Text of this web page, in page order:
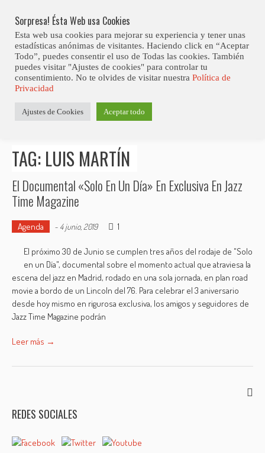
content
Club Contest.
Posts tagged "Luis Martín"
TAG: LUIS MARTÍN
El Documental «Solo En Un Día» En Exclusiva En Jazz
Time Magazine
Agenda - 4 junio, 2019 1
El próximo 30 de Junio se cumplen tres años del rodaje de "Solo
en un Día", documental sobre el momento actual que atraviesa la
escena del jazz en Madrid, rodado en una sola jornada, en plan road
movie a bordo de un Lincoln del 76. Para celebrar el 3 aniversario
desde hoy mismo en rigurosa exclusiva, los amigos y seguidores de
Jazz Time Magazine podrán
Leer más →
REDES SOCIALES
Sorpresa! Ésta Web usa Cookies
Esta web usa cookies para mejorar su experiencia y tener unas
estadísticas anónimas de visitantes. Haciendo click en “Aceptar
Todo”, puedes consentir el uso de Todas las cookies. También
puedes visitar "Ajustes de cookies" para controlar tu
consentimiento. No te olvides de visitar nuestra Política de
Privacidad
Ajustes de Cookies Aceptar todo